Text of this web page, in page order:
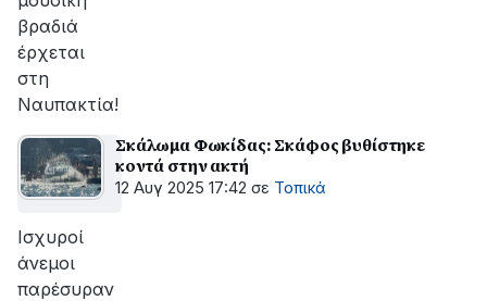
βραδιά
έρχεται
στη
Ναυπακτία!
Σκάλωμα Φωκίδας: Σκάφος βυθίστηκε
κοντά στην ακτή
12 Αυγ 2025 17:42 σε Τοπικά
Ισχυροί
άνεμοι
παρέσυραν